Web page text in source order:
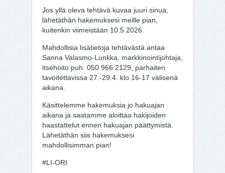
Jos yllä oleva tehtävä kuvaa juuri sinua,
lähetäthän hakemuksesi meille pian,
kuitenkin viimeistään 10.5.2026.
Mahdollisia lisätietoja tehtävästä antaa
Sanna Valasmo-Lunkka, markkinointijohtaja,
itsehoito puh. 050 966 2129, parhaiten
tavoitettavissa 27.-29.4. klo 16-17 välisenä
aikana.
Käsittelemme hakemuksia jo hakuajan
aikana ja saatamme aloittaa hakijoiden
haastattelut ennen hakuajan päättymistä.
Lähetäthän siis hakemuksesi
mahdollisimman pian!
#LI-ORI